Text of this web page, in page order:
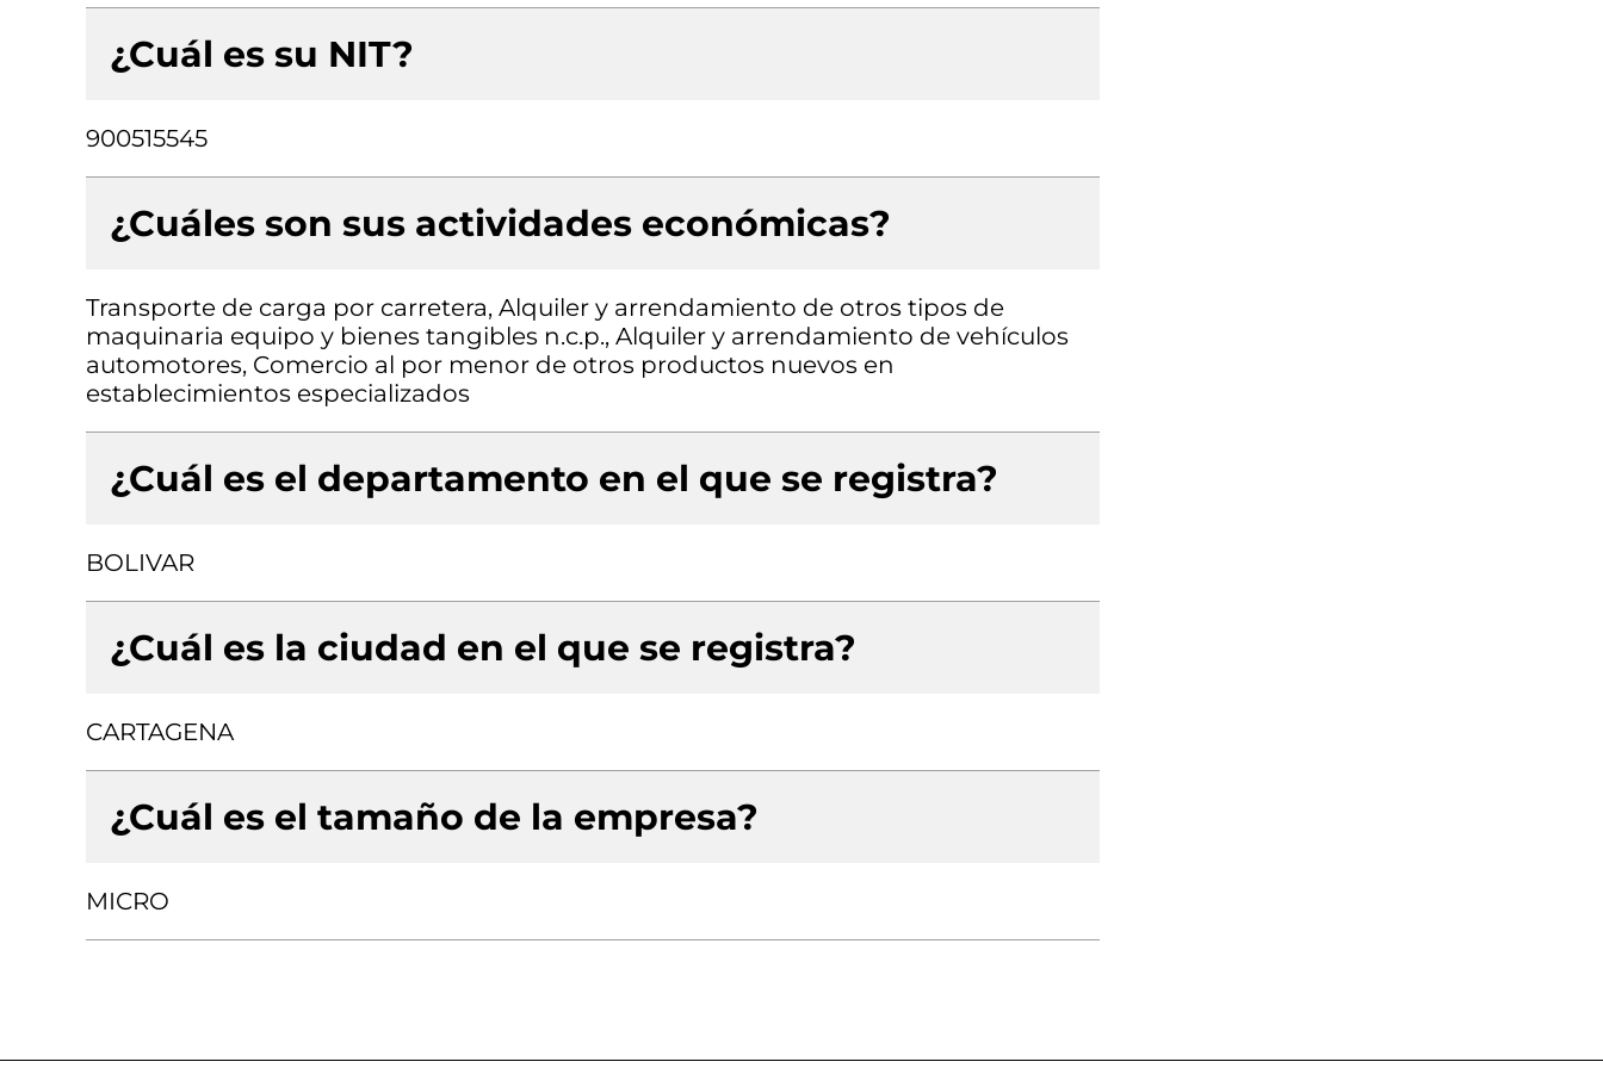
¿Cuál es su NIT?
900515545
¿Cuáles son sus actividades económicas?
Transporte de carga por carretera, Alquiler y arrendamiento de otros tipos de
maquinaria equipo y bienes tangibles n.c.p., Alquiler y arrendamiento de vehículos
automotores, Comercio al por menor de otros productos nuevos en
establecimientos especializados
¿Cuál es el departamento en el que se registra?
BOLIVAR
¿Cuál es la ciudad en el que se registra?
CARTAGENA
¿Cuál es el tamaño de la empresa?
MICRO